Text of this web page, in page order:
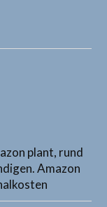
plant, rund
Amazon